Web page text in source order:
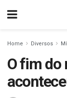
Home Diversos
O fim do